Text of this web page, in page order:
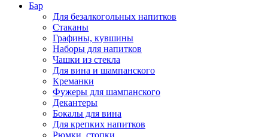
Бар
Для безалкогольных напитков
Стаканы
Графины, кувшины
Наборы для напитков
Чашки из стекла
Для вина и шампанского
Креманки
Фужеры для шампанского
Декантеры
Бокалы для вина
Для крепких напитков
Рюмки, стопки